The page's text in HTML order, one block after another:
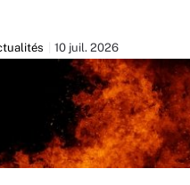
10 juil. 2026